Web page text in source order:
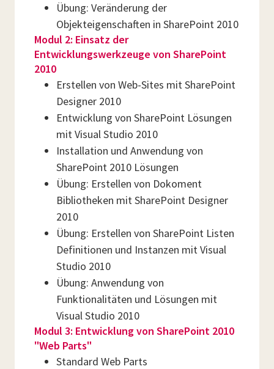
Übung: Veränderung der
Objekteigenschaften in SharePoint 2010
Modul 2: Einsatz der
Entwicklungswerkzeuge von SharePoint
2010
Erstellen von Web-Sites mit SharePoint
Designer 2010
Entwicklung von SharePoint Lösungen
mit Visual Studio 2010
Installation und Anwendung von
SharePoint 2010 Lösungen
Übung: Erstellen von Dokoment
Bibliotheken mit SharePoint Designer
2010
Übung: Erstellen von SharePoint Listen
Definitionen und Instanzen mit Visual
Studio 2010
Übung: Anwendung von
Funktionalitäten und Lösungen mit
Visual Studio 2010
Modul 3: Entwicklung von SharePoint 2010
"Web Parts"
Standard Web Parts